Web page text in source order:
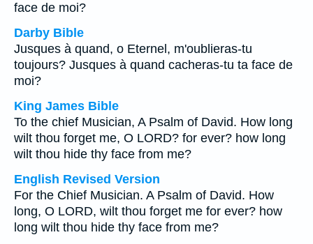
face de moi?
Darby Bible
Jusques à quand, o Eternel, m'oublieras-tu
toujours? Jusques à quand cacheras-tu ta face de
moi?
King James Bible
To the chief Musician, A Psalm of David. How long
wilt thou forget me, O LORD? for ever? how long
wilt thou hide thy face from me?
English Revised Version
For the Chief Musician. A Psalm of David. How
long, O LORD, wilt thou forget me for ever? how
long wilt thou hide thy face from me?